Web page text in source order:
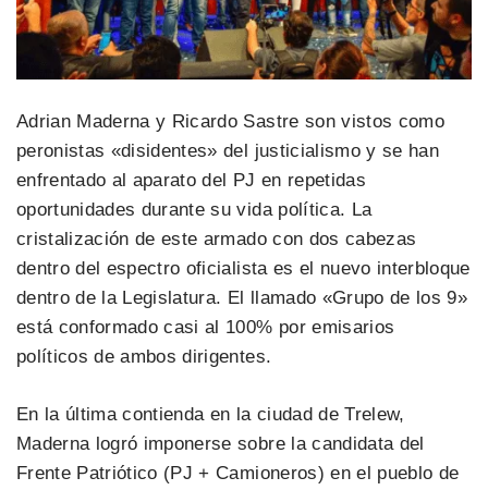
Adrian Maderna y Ricardo Sastre son vistos como
peronistas «disidentes» del justicialismo y se han
enfrentado al aparato del PJ en repetidas
oportunidades durante su vida política. La
cristalización de este armado con dos cabezas
dentro del espectro oficialista es el nuevo interbloque
dentro de la Legislatura. El llamado «Grupo de los 9»
está conformado casi al 100% por emisarios
políticos de ambos dirigentes.
En la última contienda en la ciudad de Trelew,
Maderna logró imponerse sobre la candidata del
Frente Patriótico (PJ + Camioneros) en el pueblo de